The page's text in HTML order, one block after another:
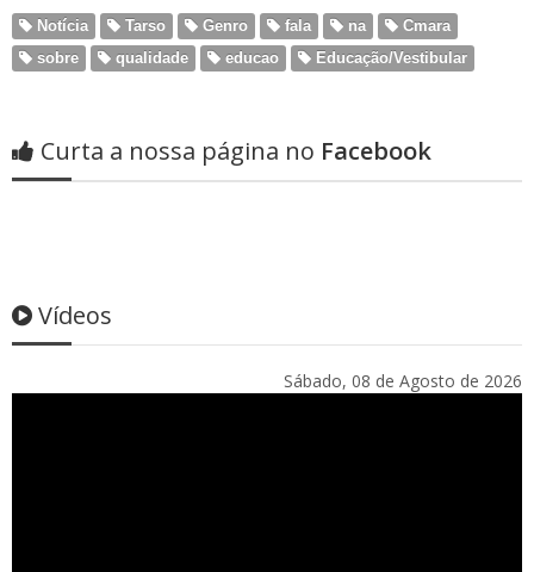
Notícia Tarso Genro fala na
Cmara
sobre
qualidade educao Educação/Vestibular
Curta a nossa página no Facebook
Vídeos
Sábado, 08 de Agosto de 2026